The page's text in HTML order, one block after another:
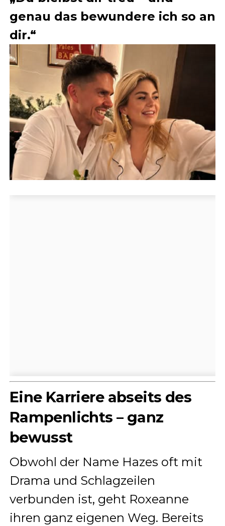
genau das bewundere ich so an
dir.“
Eine Karriere abseits des
Rampenlichts – ganz
bewusst
Obwohl der Name Hazes oft mit
Drama und Schlagzeilen
verbunden ist, geht Roxeanne
ihren ganz eigenen Weg. Bereits